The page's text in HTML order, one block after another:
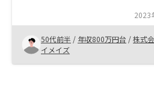
先々に不安もあり資産運用を考
中、目的に合う投資と思い始め
らに、リノシーは物件購入までは
がしっかりしており、こちらの要
て丁寧に、要望に沿うために考
2023
50代前半 / 年収800万円台 /株式
イメイズ